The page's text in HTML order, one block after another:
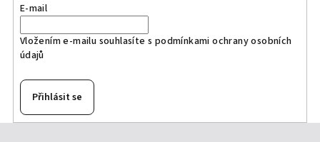
E-mail
Vložením e-mailu souhlasíte s podmínkami ochrany osobních
údajů
Přihlásit se